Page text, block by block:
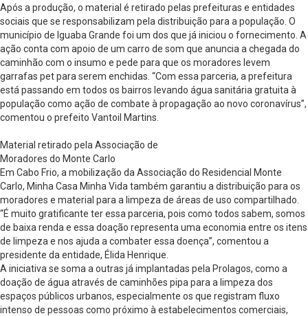
Após a produção, o material é retirado pelas prefeituras e entidades
sociais que se responsabilizam pela distribuição para a população. O
município de Iguaba Grande foi um dos que já iniciou o fornecimento. A
ação conta com apoio de um carro de som que anuncia a chegada do
caminhão com o insumo e pede para que os moradores levem
garrafas pet para serem enchidas. “Com essa parceria, a prefeitura
está passando em todos os bairros levando água sanitária gratuita à
população como ação de combate à propagação ao novo coronavírus”,
comentou o prefeito Vantoil Martins.
Material retirado pela Associação de
Moradores do Monte Carlo
Em Cabo Frio, a mobilização da Associação do Residencial Monte
Carlo, Minha Casa Minha Vida também garantiu a distribuição para os
moradores e material para a limpeza de áreas de uso compartilhado.
“É muito gratificante ter essa parceria, pois como todos sabem, somos
de baixa renda e essa doação representa uma economia entre os itens
de limpeza e nos ajuda a combater essa doença”, comentou a
presidente da entidade, Élida Henrique.
A iniciativa se soma a outras já implantadas pela Prolagos, como a
doação de água através de caminhões pipa para a limpeza dos
espaços públicos urbanos, especialmente os que registram fluxo
intenso de pessoas como próximo à estabelecimentos comerciais,